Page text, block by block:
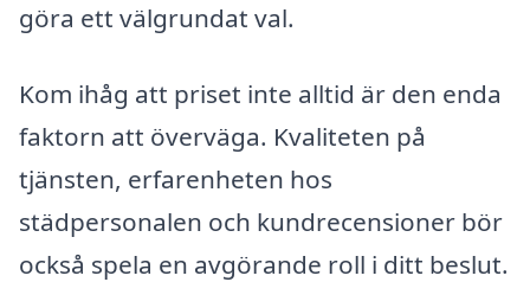
göra ett välgrundat val.
Kom ihåg att priset inte alltid är den enda
faktorn att överväga. Kvaliteten på
tjänsten, erfarenheten hos
städpersonalen och kundrecensioner bör
också spela en avgörande roll i ditt beslut.